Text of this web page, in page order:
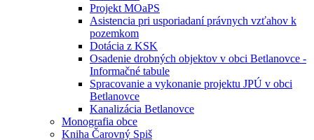
Projekt MOaPS
Asistencia pri usporiadaní právnych vzťahov k
pozemkom
Dotácia z KSK
Osadenie drobných objektov v obci Betlanovce -
Informačné tabule
Spracovanie a vykonanie projektu JPÚ v obci
Betlanovce
Kanalizácia Betlanovce
Monografia obce
Kniha Čarovný Spiš